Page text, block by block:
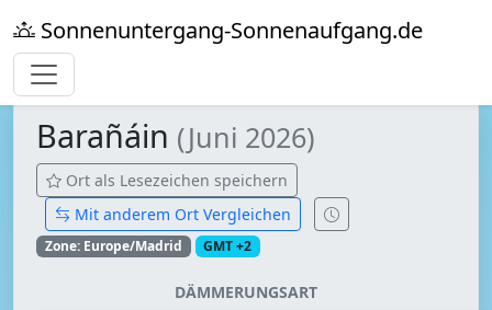
Sonnenuntergang-Sonnenaufgang.de
Barañáin (Juni 2026)
Ort als Lesezeichen speichern
Mit anderem Ort Vergleichen
Zone: Europe/Madrid GMT +2
DÄMMERUNGSART